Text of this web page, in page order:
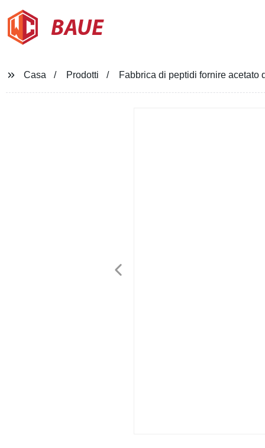
BAUE
Casa Prodotti Fabbrica di peptidi fornire acetato